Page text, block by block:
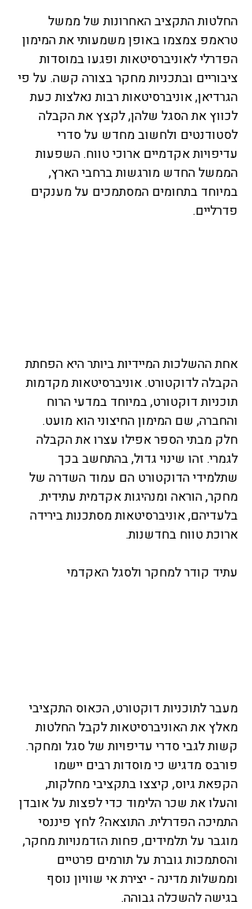
החלטות התקציב האחרונות של ממשל
טראמפ צמצמו באופן משמעותי את המימון
הפדרלי לאוניברסיטאות ופגעו במוסדות
ציבוריים ובתכניות מחקר בצורה קשה. על פי
הגרדיאן, אוניברסיטאות רבות נאלצות כעת
לכווץ את הסגל שלהן, לקצץ את הקבלה
לסטודנטים ולחשוב מחדש על סדרי
עדיפויות אקדמיים ארוכי טווח. השפעות
הממשל החדש מורגשות ברחבי הארץ,
במיוחד בתחומים המסתמכים על מענקים
פדרליים.
אחת ההשלכות המיידיות ביותר היא הפחתת
הקבלה לדוקטורט. אוניברסיטאות מקדמות
תוכניות דוקטורט, במיוחד במדעי הרוח
והחברה, שם המימון החיצוני הוא מועט.
חלק מבתי הספר אפילו עצרו את הקבלה
לגמרי. זהו שינוי גדול, בהתחשב בכך
שתלמידי הדוקטורט הם עמוד השדרה של
מחקר, הוראה ומנהיגות אקדמית עתידית.
בלעדיהם, אוניברסיטאות מסתכנות בירידה
ארוכת טווח בחדשנות.
עתיד קודר למחקר ולסגל האקדמי
מעבר לתוכניות דוקטורט, הכאוס התקציבי
מאלץ את האוניברסיטאות לקבל החלטות
קשות לגבי סדרי עדיפויות של סגל ומחקר.
פורבס מדגיש כי מוסדות רבים יישמו
הקפאת גיוס, קיצצו בתקציבי מחלקות,
והעלו את שכר הלימוד כדי לפצות על אובדן
התמיכה הפדרלית. התוצאה? לחץ פיננסי
מוגבר על תלמידים, פחות הזדמנויות מחקר,
והסתמכות גוברת על תורמים פרטיים
וממשלות מדינה - יצירת אי שוויון נוסף
בגישה להשכלה גבוהה.